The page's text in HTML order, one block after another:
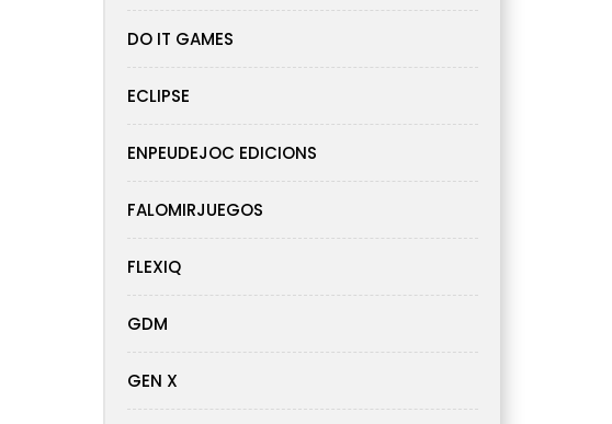
DO IT GAMES
ECLIPSE
ENPEUDEJOC EDICIONS
FALOMIRJUEGOS
FLEXIQ
GDM
GEN X